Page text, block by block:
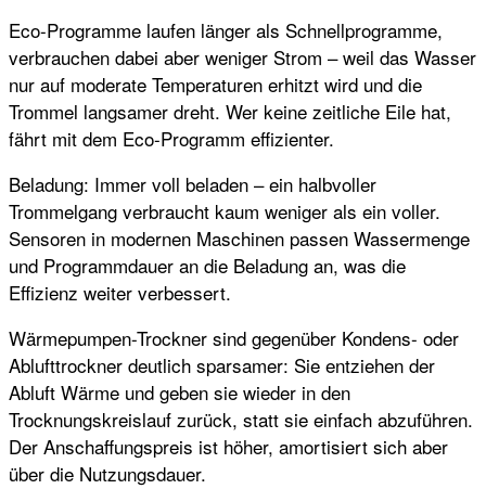
Eco-Programme laufen länger als Schnellprogramme,
verbrauchen dabei aber weniger Strom – weil das Wasser
nur auf moderate Temperaturen erhitzt wird und die
Trommel langsamer dreht. Wer keine zeitliche Eile hat,
fährt mit dem Eco-Programm effizienter.
Beladung: Immer voll beladen – ein halbvoller
Trommelgang verbraucht kaum weniger als ein voller.
Sensoren in modernen Maschinen passen Wassermenge
und Programmdauer an die Beladung an, was die
Effizienz weiter verbessert.
Wärmepumpen-Trockner sind gegenüber Kondens- oder
Ablufttrockner deutlich sparsamer: Sie entziehen der
Abluft Wärme und geben sie wieder in den
Trocknungskreislauf zurück, statt sie einfach abzuführen.
Der Anschaffungspreis ist höher, amortisiert sich aber
über die Nutzungsdauer.